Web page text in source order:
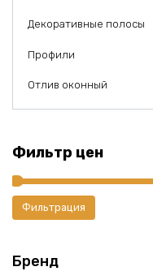
Декоративные полосы
Профили
Отлив оконный
Фильтр цен
Фильтрация
Бренд